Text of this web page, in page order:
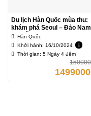
Du lịch Hàn Quốc mùa thu:
khám phá Seoul – Đảo
Đà Nẵng
Hàn Quốc
Khởi hành: 16/10/2024
i
Thời gian: 5 Ngày 4 đêm